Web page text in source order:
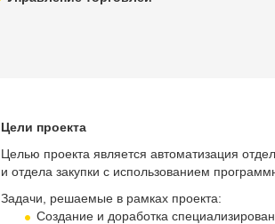
Цели проекта
Целью проекта является автоматизация
и отдела закупки с использованием
Задачи, решаемые в рамках проекта:
Создание и доработка